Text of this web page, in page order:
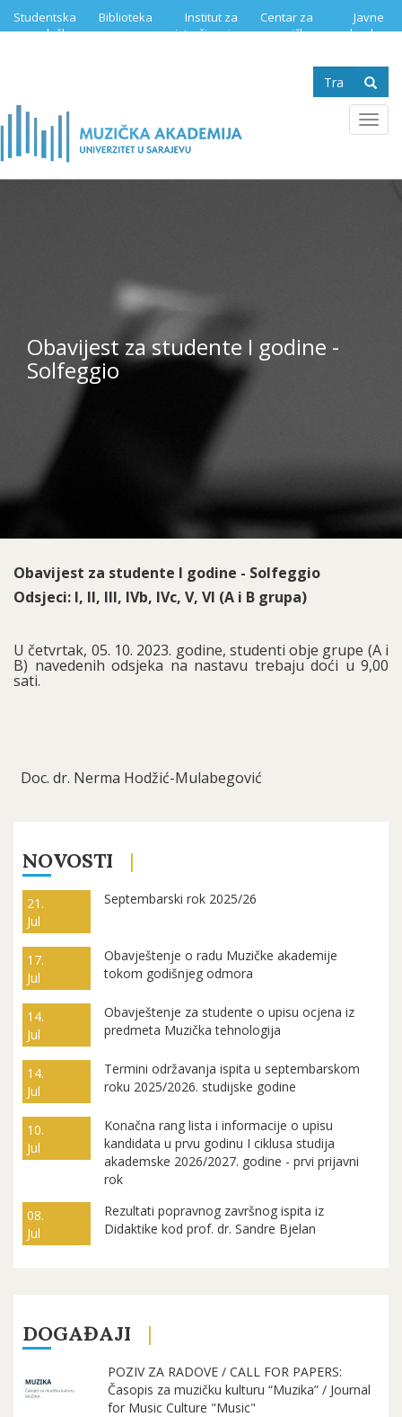
Studentska
služba
Biblioteka
Institut za
istraživanje
Centar za
muzičku
Javne
nabavke
Search
form
Obavijest za studente I godine -
Solfeggio
Obavijest za studente I godine - Solfeggio
Odsjeci: I, II, III, IVb, IVc, V, VI (A i B grupa)
U četvrtak, 05. 10. 2023. godine, studenti obje grupe (A i
B) navedenih odsjeka na nastavu trebaju doći u 9,00
sati.
Doc. dr. Nerma Hodžić-Mulabegović
NOVOSTI
21.
Jul
Septembarski rok 2025/26
17.
Jul
Obavještenje o radu Muzičke akademije
tokom godišnjeg odmora
14.
Jul
Obavještenje za studente o upisu ocjena iz
predmeta Muzička tehnologija
14.
Jul
Termini održavanja ispita u septembarskom
roku 2025/2026. studijske godine
10.
Jul
Konačna rang lista i informacije o upisu
kandidata u prvu godinu I ciklusa studija
akademske 2026/2027. godine - prvi prijavni
rok
08.
Jul
Rezultati popravnog završnog ispita iz
Didaktike kod prof. dr. Sandre Bjelan
DOGAĐAJI
POZIV ZA RADOVE / CALL FOR PAPERS:
Časopis za muzičku kulturu “Muzika” / Journal
for Music Culture "Music"